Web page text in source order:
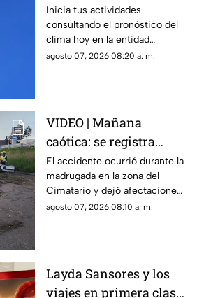
condiciones del clima
HOY en Querétaro
Inicia tus actividades
consultando el pronóstico del
clima hoy en la entidad
queretana y sus municipios.
agosto 07, 2026 08:20 a. m.
VIDEO | Mañana
caótica: se registra
volcadura de tráiler en
la carretera 57 rumbo a
Celaya
El accidente ocurrió durante la
madrugada en la zona del
Cimatario y dejó afectaciones
en el sitio, aunque no se
agosto 07, 2026 08:10 a. m.
Layda Sansores y los
viajes en primera clase